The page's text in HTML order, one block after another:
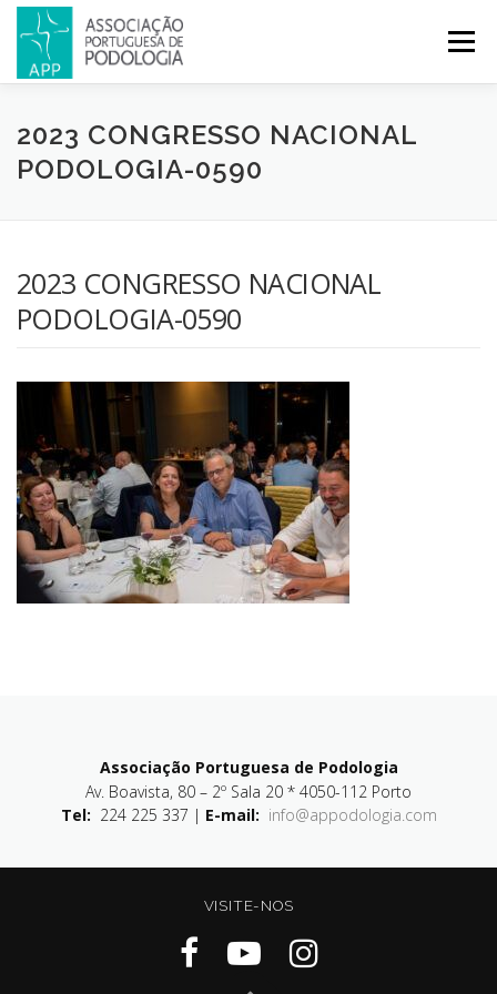
Menu
APP PODOLOGIA LICENCIATURA EM PODOLOGIA
CONGRESSOS REVISTA CONTACTOS
2023 CONGRESSO NACIONAL
PODOLOGIA-0590
2023 CONGRESSO NACIONAL
PODOLOGIA-0590
Associação Portuguesa de Podologia
Av. Boavista, 80 – 2º Sala 20 * 4050-112 Porto
Tel: 224 225 337 | E-mail: info@appodologia.com
VISITE-NOS